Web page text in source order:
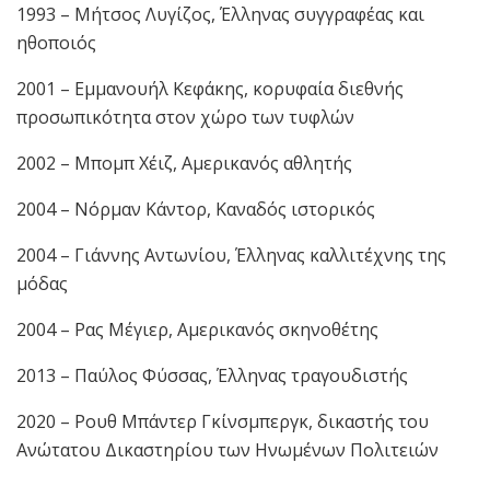
1993 – Μήτσος Λυγίζος, Έλληνας συγγραφέας και
ηθοποιός
2001 – Εμμανουήλ Κεφάκης, κορυφαία διεθνής
προσωπικότητα στον χώρο των τυφλών
2002 – Μπομπ Χέιζ, Αμερικανός αθλητής
2004 – Νόρμαν Κάντορ, Καναδός ιστορικός
2004 – Γιάννης Αντωνίου, Έλληνας καλλιτέχνης της
μόδας
2004 – Ρας Μέγιερ, Αμερικανός σκηνοθέτης
2013 – Παύλος Φύσσας, Έλληνας τραγουδιστής
2020 – Ρουθ Μπάντερ Γκίνσμπεργκ, δικαστής του
Ανώτατου Δικαστηρίου των Ηνωμένων Πολιτειών